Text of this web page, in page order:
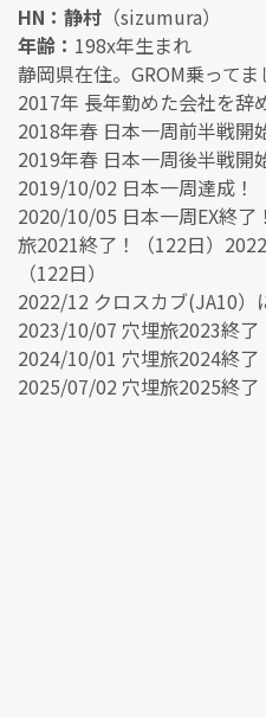
HN：静村 （sizumura）
年齢： 198x年生まれ
静岡県在住。GROM乗ってま
2017年 長年勤めた会社を辞
2018年春 日本一周前半戦開
2019年春 日本一周後半戦開
2019/10/02 日本一周達成！
2020/10/05 日本一周EX終
旅2021終了！（122日）
（122日）
2022/12 クロスカブ(JA10）
2023/10/07 穴埋旅2023終了
2024/10/01 穴埋旅2024終了
2025/07/02 穴埋旅2025終了